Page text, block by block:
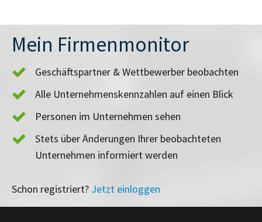
Mein Firmenmonitor
Geschäftspartner & Wettbewerber beobachten
Alle Unternehmenskennzahlen auf einen Blick
Personen im Unternehmen sehen
Stets über Änderungen Ihrer beobachteten
Unternehmen informiert werden
Schon registriert? Jetzt einloggen